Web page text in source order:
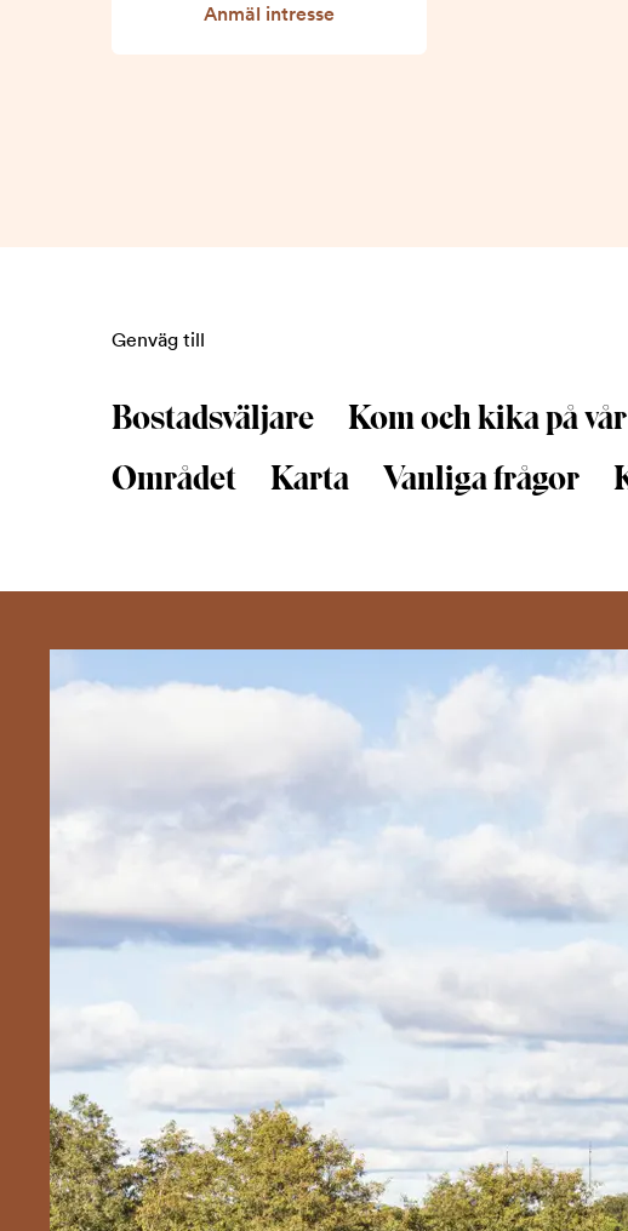
Anmäl intresse
Genväg till
Bostadsväljare Kom och kika på
Området
Karta Vanliga frågor